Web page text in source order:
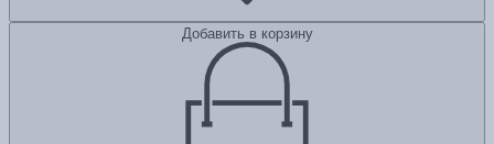
Добавить в корзину